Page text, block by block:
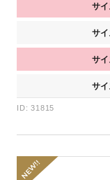
サ
サ
サ
サ
ID: 31815